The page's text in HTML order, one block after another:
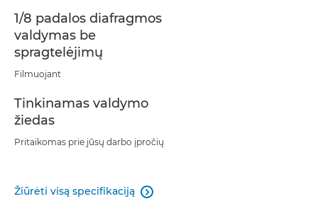
1/8 padalos diafragmos
valdymas be
spragtelėjimų
Filmuojant
Tinkinamas valdymo
žiedas
Pritaikomas prie jūsų darbo įpročių
Žiūrėti visą specifikaciją 